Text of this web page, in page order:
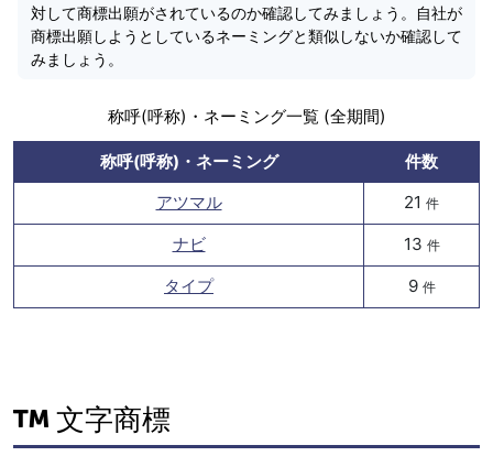
対して商標出願がされているのか確認してみましょう。自社が
商標出願しようとしているネーミングと類似しないか確認して
みましょう。
称呼(呼称)・ネーミング一覧 (全期間)
称呼(呼称)・ネーミング
件数
アツマル
21 件
ナビ 13 件
タイプ 9 件
文字商標